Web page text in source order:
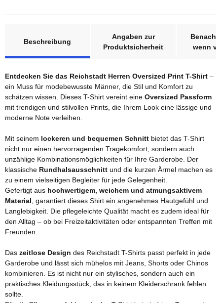
Beschreibung
Angaben zur
Produktsicherheit
wenn
Entdecken Sie das Reichstadt Herren Oversized Print T-Shirt –
ein Muss für modebewusste Männer, die Stil und Komfort zu
schätzen wissen. Dieses T-Shirt vereint eine Oversized Passform
mit trendigen und stilvollen Prints, die Ihrem Look eine lässige und
moderne Note verleihen.
Mit seinem lockeren und bequemen Schnitt bietet das T-Shirt
nicht nur einen hervorragenden Tragekomfort, sondern auch
unzählige Kombinationsmöglichkeiten für Ihre Garderobe. Der
klassische Rundhalsausschnitt und die kurzen Ärmel machen es
zu einem vielseitigen Begleiter für jede Gelegenheit.
Gefertigt aus hochwertigem, weichem und atmungsaktivem
Material , garantiert dieses Shirt ein angenehmes Hautgefühl und
Langlebigkeit. Die pflegeleichte Qualität macht es zudem ideal für
den Alltag – ob bei Freizeitaktivitäten oder entspannten Treffen mit
Freunden.
Das zeitlose Design des Reichstadt T-Shirts passt perfekt in jede
Garderobe und lässt sich mühelos mit Jeans, Shorts oder Chinos
kombinieren. Es ist nicht nur ein stylisches, sondern auch ein
praktisches Kleidungsstück, das in keinem Kleiderschrank fehlen
sollte.